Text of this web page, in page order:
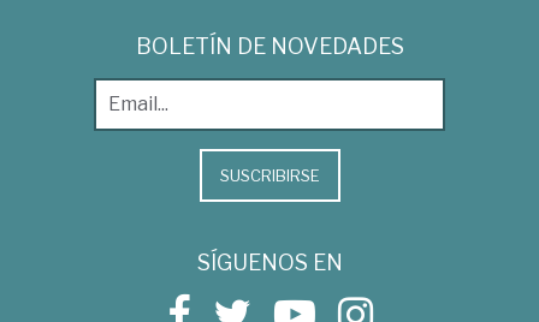
BOLETÍN DE NOVEDADES
SUSCRIBIRSE
SÍGUENOS EN